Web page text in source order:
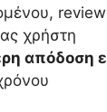
χρήστη
απόδοση